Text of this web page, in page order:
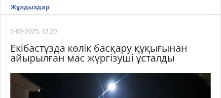
Жұлдыздар
5-09-2025, 12:20
Екібастұзда көлік басқару құқығынан
айырылған мас жүргізуші ұсталды